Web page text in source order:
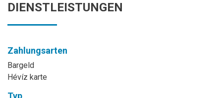
DIENSTLEISTUNGEN
Zahlungsarten
Bargeld
Hévíz karte
Typ